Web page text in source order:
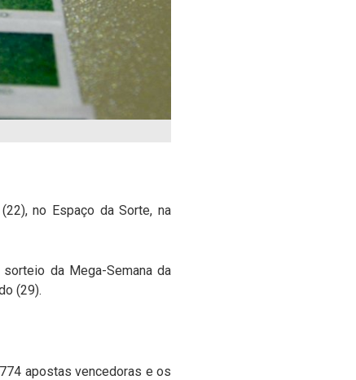
no Espaço da Sorte, na
da Mega-Semana da
(29).
apostas vencedoras e os